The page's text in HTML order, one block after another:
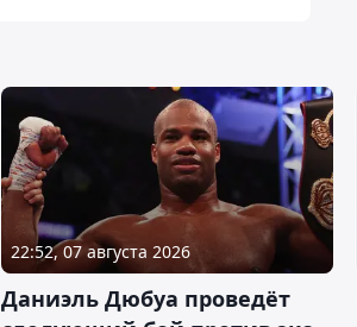
22:52, 07 августа 2026
Даниэль Дюбуа проведёт